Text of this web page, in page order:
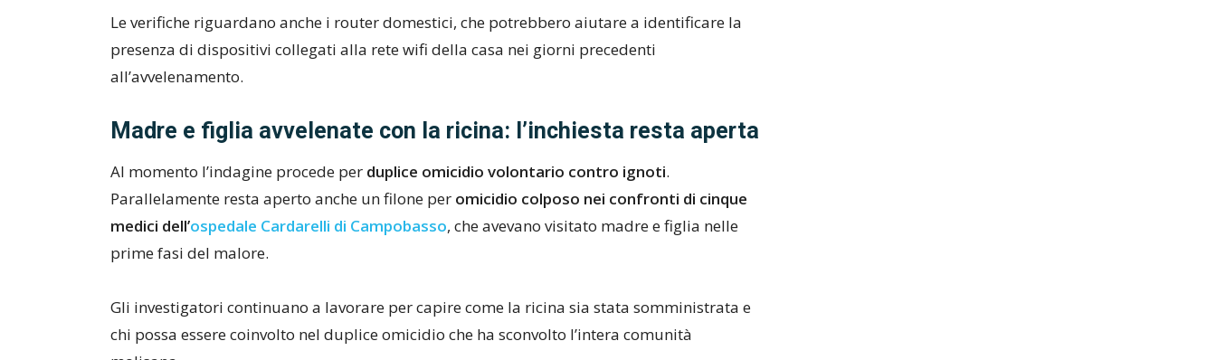
Le verifiche riguardano anche i router domestici, che potrebbero aiutare a identificare la
presenza di dispositivi collegati alla rete wifi della casa nei giorni precedenti
all’avvelenamento.
Madre e figlia avvelenate con la ricina: l’inchiesta resta aperta
Al momento l’indagine procede per duplice omicidio volontario contro ignoti.
Parallelamente resta aperto anche un filone per omicidio colposo nei confronti di cinque
medici dell’ospedale Cardarelli di Campobasso, che avevano visitato madre e figlia nelle
prime fasi del malore.
Gli investigatori continuano a lavorare per capire come la ricina sia stata somministrata e
chi possa essere coinvolto nel duplice omicidio che ha sconvolto l’intera comunità